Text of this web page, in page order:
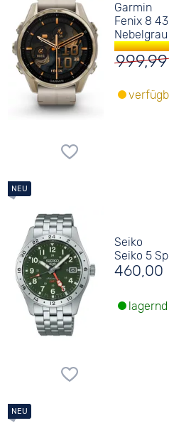
Garmin
Fenix 8
999,99
Seiko
Seiko 5
460,00
lagernd